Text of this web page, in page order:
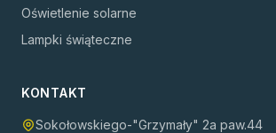
Oświetlenie solarne
Lampki świąteczne
KONTAKT
Sokołowskiego-"Grzymały" 2a paw.44